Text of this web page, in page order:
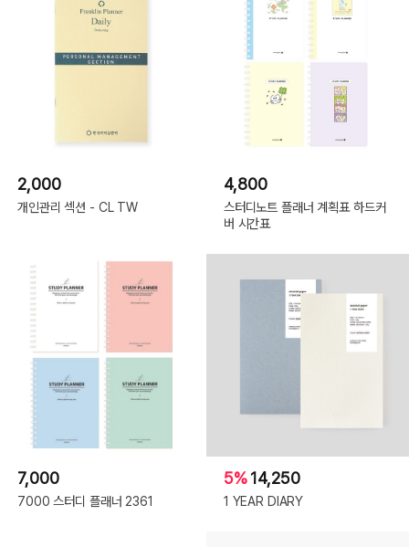
2,000
개인관리 섹션 - CL TW
4,800
스터디노트 플래너 계획표 하드커
버 시간표
7,000
7000 스터디 플래너 2361
5%14,250
1 YEAR DIARY